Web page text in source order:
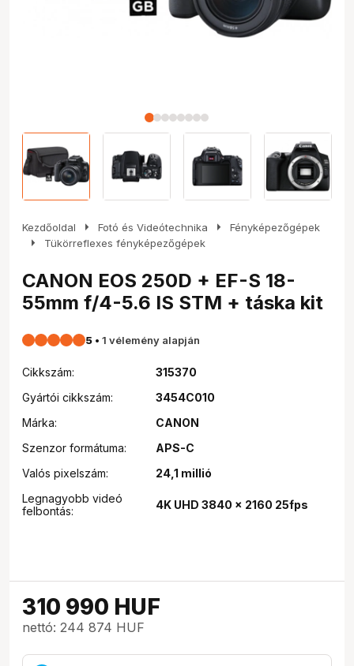
Kezdőoldal arrow_right Fotó és Videótechnika arrow_right Fényképezőgépek
arrow_right Tükörreflexes fényképezőgépek
CANON EOS 250D + EF-S 18-
55mm f/4-5.6 IS STM + táska kit
5 • 1 vélemény alapján
Cikkszám:
315370
Gyártói cikkszám:
3454C010
Márka:
CANON
Szenzor formátuma:
APS-C
Valós pixelszám:
24,1 millió
Legnagyobb videó
felbontás:
4K UHD 3840 x 2160 25fps
310 990 HUF
nettó: 244 874 HUF